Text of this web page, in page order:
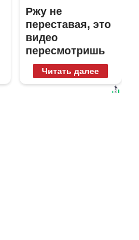
Ржу не
переставая, это
видео
пересмотришь
не раз
Читать далее